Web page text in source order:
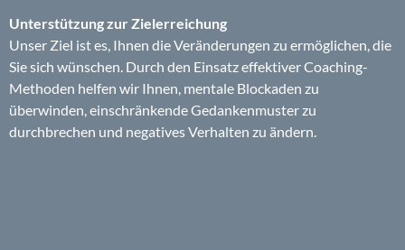
Unterstützung zur Zielerreichung
Unser Ziel ist es, Ihnen die Veränderungen zu ermöglichen, die
Sie sich wünschen. Durch den Einsatz effektiver Coaching-
Methoden helfen wir Ihnen, mentale Blockaden zu
überwinden, einschränkende Gedankenmuster zu
durchbrechen und negatives Verhalten zu ändern.